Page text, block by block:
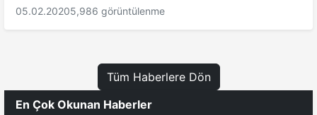
05.02.20205,986 görüntülenme
Tüm Haberlere Dön
En Çok Okunan Haberler